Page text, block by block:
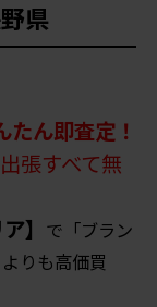
県
ん即査定！
張すべて無
】 で「ブラン
りも高価買